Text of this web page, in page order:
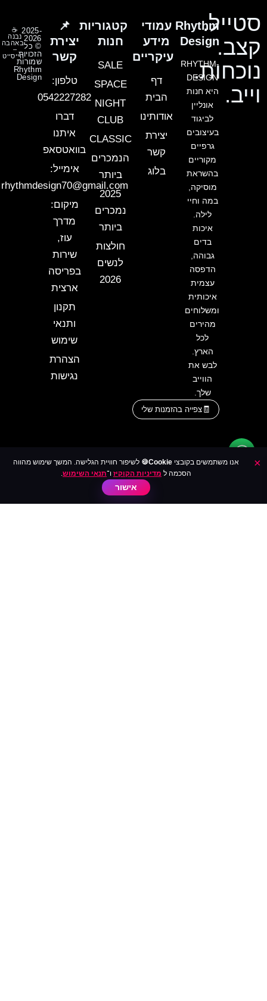
סטייל.
קצב.
נוכחות.
וייב.
Rhythm
Design
RHYTHM-
DESIGN
היא חנות
אונליין
לביגוד
בעיצובים
גרפיים
מקוריים
בהשראת
מוסיקה,
במה וחיי
לילה.
איכות
בדים
גבוהה,
הדפסה
עצמית
איכותית
ומשלוחים
מהירים
לכל
הארץ.
לבש את
הווייב
שלך.
צפייה בהזמנות שלי
עמודי
מידע
עיקריים
דף
הבית
אודותינו
יצירת
קשר
בלוג
קטגוריות
חנות
SALE
SPACE
NIGHT
CLUB
CLASSIC
הנמכרים
ביותר
2025
נמכרים
ביותר
חולצות
לנשים
2026
📌
יצירת
קשר
טלפון:
0542227282
דברו
איתנו
בוואטסאפ
אימייל:
rhythmdesign70@gmail.com
מיקום:
מדרך
עוז,
שירות
בפריסה
ארצית
תקנון
ותנאי
שימוש
הצהרת
נגישות
2025-
2026
© כל
הזכויות
שמורות
Rhythm
Design
☕
נבנה
באהבה
–
הייסייט
× אנו משתמשים בקובצי Cookie🍪
לשיפור חוויית הגלישה. המשך שימוש מהווה
הסכמה ל מדיניות הקוקיז ו־תנאי השימוש.
אישור